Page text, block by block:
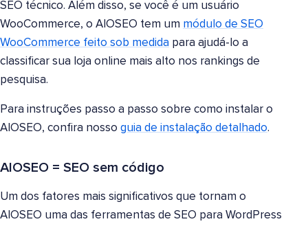
SEO técnico. Além disso, se você é um usuário
WooCommerce, o AIOSEO tem um módulo de SEO
WooCommerce feito sob medida para ajudá-lo a
classificar sua loja online mais alto nos rankings de
pesquisa.
Para instruções passo a passo sobre como instalar o
AIOSEO, confira nosso guia de instalação detalhado.
AIOSEO = SEO sem código
Um dos fatores mais significativos que tornam o
AIOSEO uma das ferramentas de SEO para WordPress